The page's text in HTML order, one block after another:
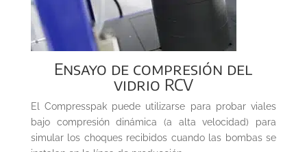
Ensayo de compresión del
vidrio RCV
El Compresspak puede utilizarse para probar viales
bajo compresión dinámica (a alta velocidad) para
simular los choques recibidos cuando las bombas se